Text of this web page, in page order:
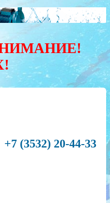
+7 (3532) 20-44-33